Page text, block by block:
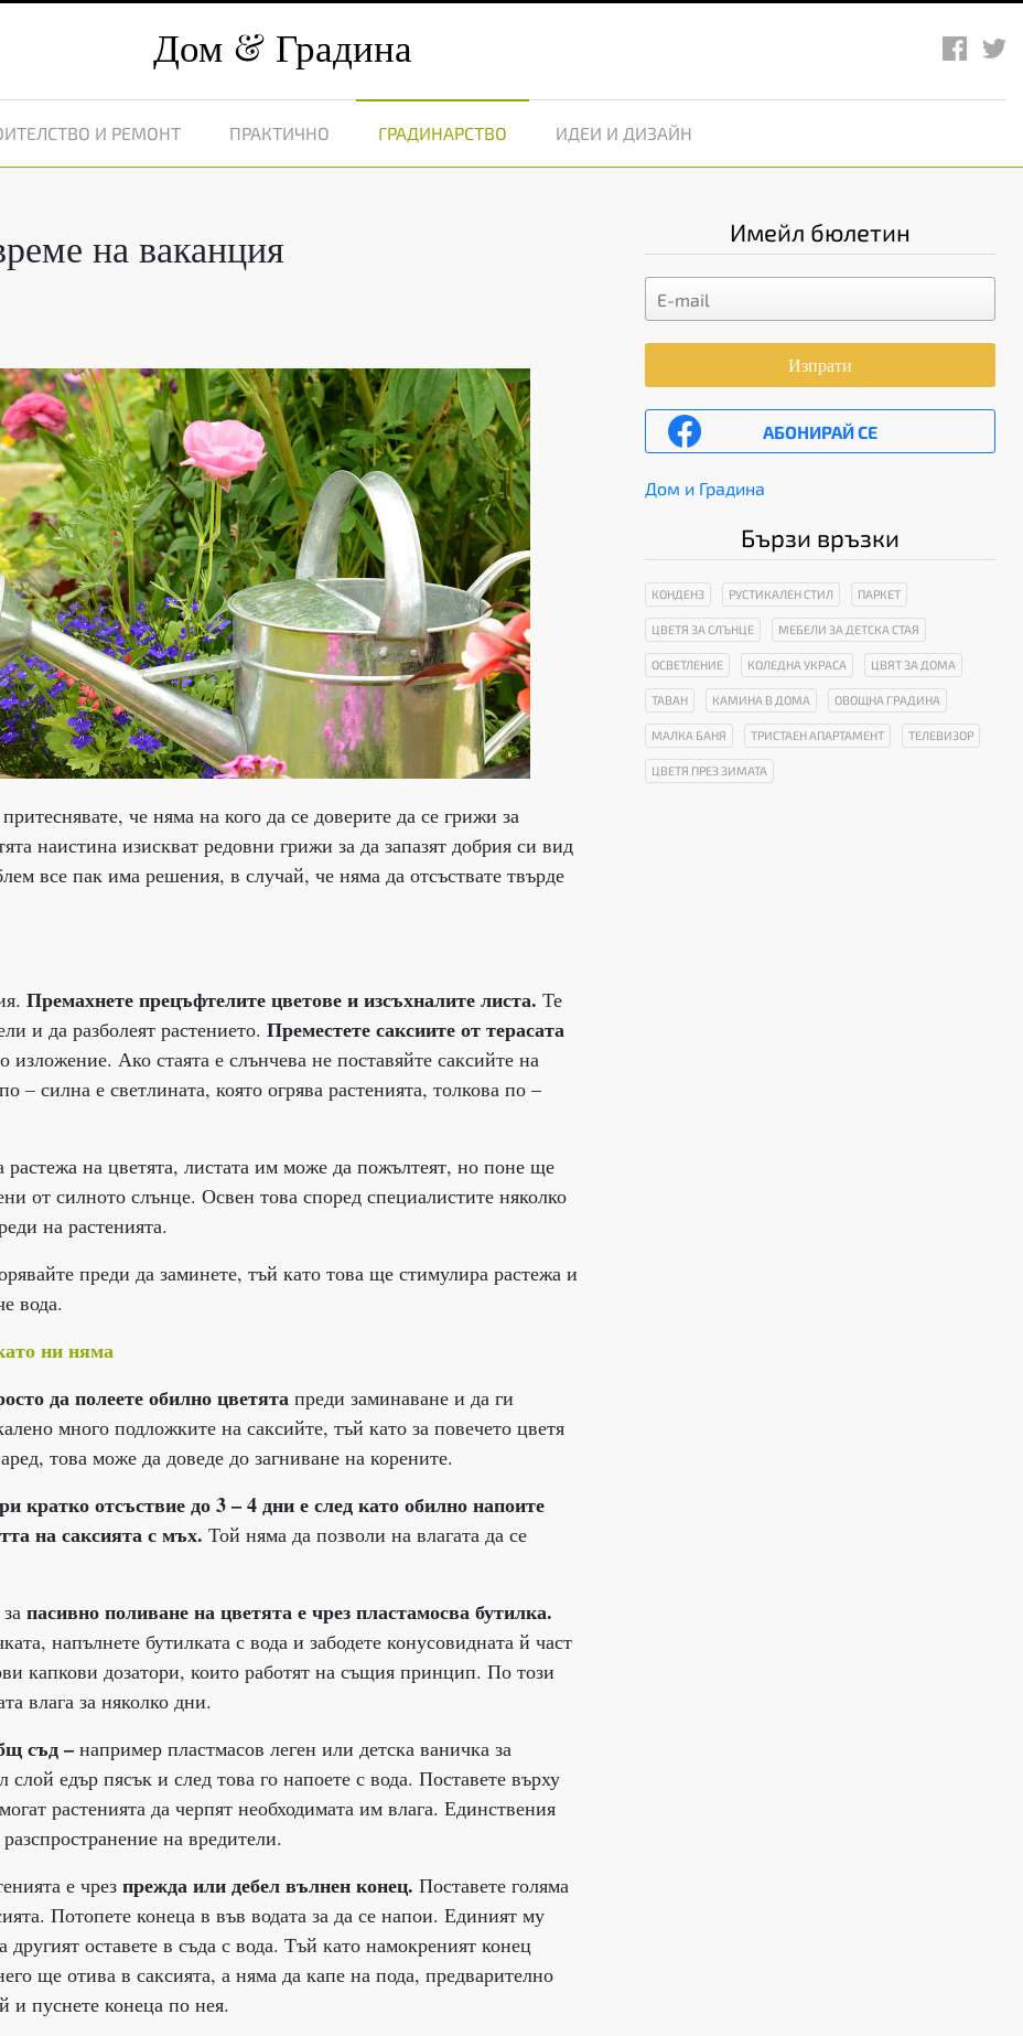
Дом Градина
И РЕМОНТ ПРАКТИЧНО ГРАДИНАРСТВО ИДЕИ И ДИЗАЙН
на ваканция
че няма на кого да се доверите да се грижи за
наистина изискват редовни грижи за да запазят добрия си вид
все пак има решения, в случай, че няма да отсъствате твърде
Премахнете прецъфтелите цветове и изсъхналите листа. Те
и да разболеят растението. Преместете саксиите от терасата
изложение. Ако стаята е слънчева не поставяйте саксийте на
– силна е светлината, която огрява растенията, толкова по –
на цветята, листата им може да пожълтеят, но поне ще
от силното слънце. Освен това според специалистите няколко
на растенията.
преди да заминете, тъй като това ще стимулира растежа и
вода.
ни няма
да полеете обилно цветятапреди заминаване и да ги
много подложките на саксийте, тъй като за повечето цветя
това може да доведе до загниване на корените.
кратко отсъствие до 3 – 4 дни е след като обилно напоите
на саксията с мъх. Той няма да позволи на влагата да се
пасивно поливане на цветята е чрез пластамосва бутилка.
напълнете бутилката с вода и забодете конусовидната й част
капкови дозатори, които работят на същия принцип. По този
влага за няколко дни.
съд –например пластмасов леген или детска ваничка за
едър пясък и след това го напоете с вода. Поставете върху
растенията да черпят необходимата им влага. Единствения
на вредители.
е чрез прежда или дебел вълнен конец. Поставете голяма
Потопете конеца в във водата за да се напои. Единият му
оставете в съда с вода. Тъй като намокреният конец
ще отива в саксията, а няма да капе на пода, предварително
и пуснете конеца по нея.
Имейл бюлетин
Изпрати
АБОНИРАЙ СЕ
Дом и Градина
Бързи връзки
КОНДЕНЗ РУСТИКАЛЕН СТИЛ ПАРКЕТ
ЦВЕТЯ ЗА СЛЪНЦЕ МЕБЕЛИ ЗА ДЕТСКА СТАЯ
ОСВЕТЛЕНИЕ КОЛЕДНА УКРАСА ЦВЯТ ЗА ДОМА
ТАВАН КАМИНА В ДОМА ОВОЩНА ГРАДИНА
МАЛКА БАНЯ ТРИСТАЕН АПАРТАМЕНТ ТЕЛЕВИЗОР
ЦВЕТЯ ПРЕЗ ЗИМАТА